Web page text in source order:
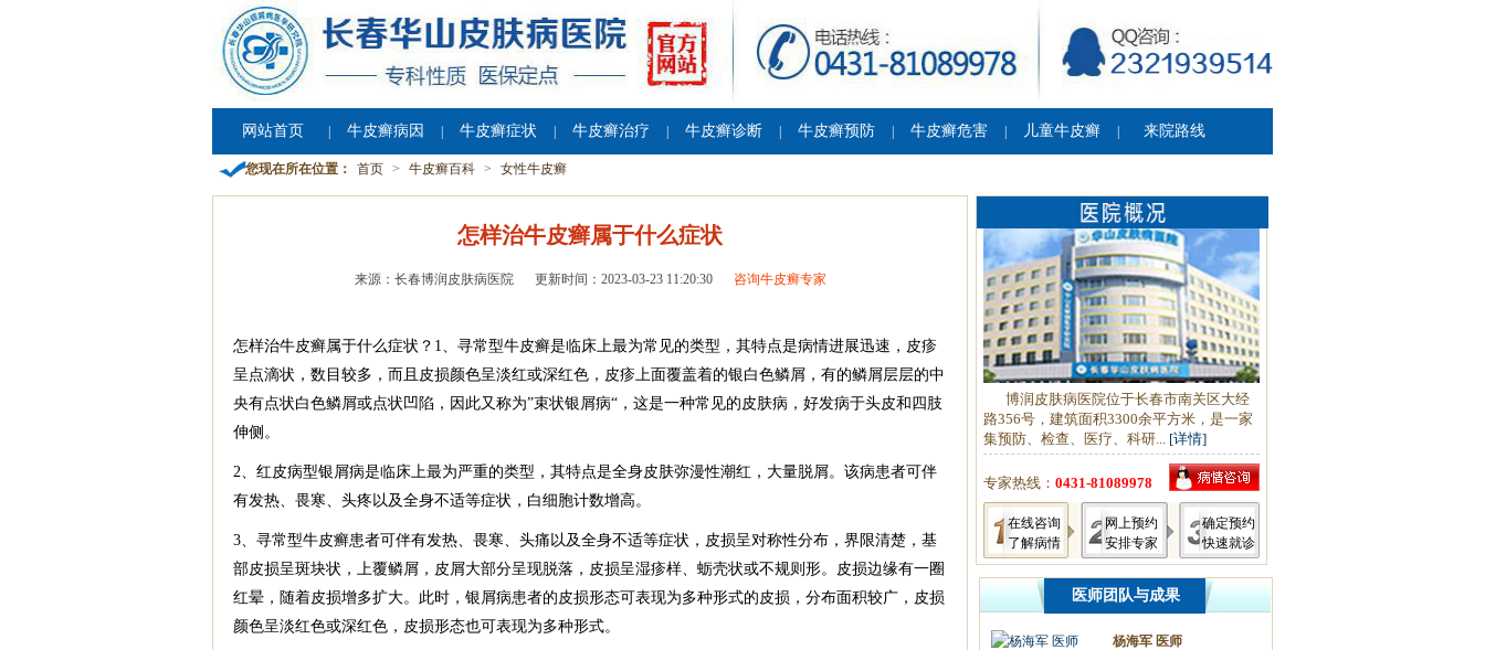
网站首页 牛皮癣病因 牛皮癣症状 牛皮癣治疗 牛皮癣诊断 牛皮癣预防 牛皮癣危害 儿童牛皮癣 来院路线
您现在所在位置： 首页 > 牛皮癣百科 > 女性牛皮癣
怎样治牛皮癣属于什么症状
来源：长春博润皮肤病医院 更新时间：2023-03-23 11:20:30 咨询牛皮癣专家
怎样治牛皮癣属于什么症状？1、寻常型牛皮癣是临床上最为常见的类型，其特点是病情进展迅速，皮疹
呈点滴状，数目较多，而且皮损颜色呈淡红或深红色，皮疹上面覆盖着的银白色鳞屑，有的鳞屑层层的中
央有点状白色鳞屑或点状凹陷，因此又称为”束状银屑病“，这是一种常见的皮肤病，好发病于头皮和四肢
伸侧。
2、红皮病型银屑病是临床上最为严重的类型，其特点是全身皮肤弥漫性潮红，大量脱屑。该病患者可伴
有发热、畏寒、头疼以及全身不适等症状，白细胞计数增高。
3、寻常型牛皮癣患者可伴有发热、畏寒、头痛以及全身不适等症状，皮损呈对称性分布，界限清楚，基
部皮损呈斑块状，上覆鳞屑，皮屑大部分呈现脱落，皮损呈湿疹样、蛎壳状或不规则形。皮损边缘有一圈
红晕，随着皮损增多扩大。此时，银屑病患者的皮损形态可表现为多种形式的皮损，分布面积较广，皮损
颜色呈淡红色或深红色，皮损形态也可表现为多种形式。
博润皮肤病医院位于长春市南关区大经
路356号，建筑面积3300余平方米，是一家
集预防、检查、医疗、科研... [详情]
专家热线： 0431-81089978
在线咨询
了解病情
网上预约
安排专家
确定预约
快速就诊
医师团队与成果
杨海军 医师